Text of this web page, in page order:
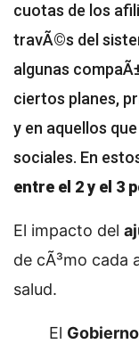
cuotas de los
travÃ©s del
algunas
ciertos planes,
y en aquellos
sociales. En
entre el 2 y el 3
El impacto del
de cÃ³mo cada
salud.
El